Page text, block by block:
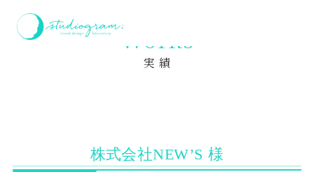
ホーム
Works
実 績
株式会社NEW’S 様